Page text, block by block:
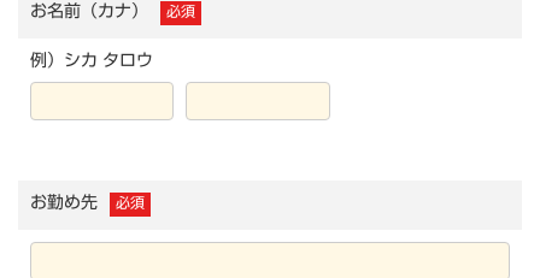
お名前（カナ） 必須
例）シカ タロウ
お勤め先 必須